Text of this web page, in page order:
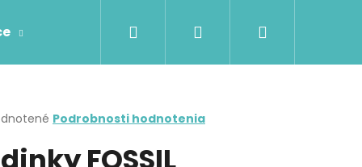
Prívesky Retiazky
Hľadať Prihlásenie
Podrobnosti hodnotenia